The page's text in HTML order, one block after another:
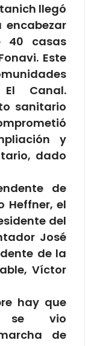
llegó
encabezar
40 casas
Este
Canal.
sanitario
y
dado
de
Heffner, el
del
José
de la
Víctor
hay que
se vio
de